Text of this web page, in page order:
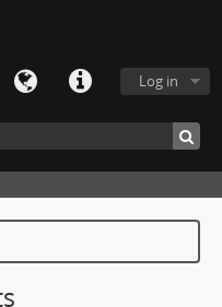
Log in